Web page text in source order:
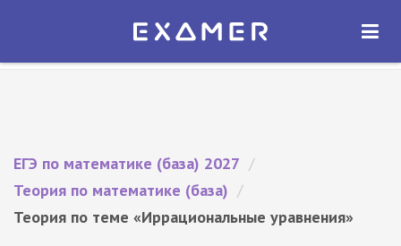
Экзамер — ЕГЭ 2027
ОТКРЫТЬ
ЕГЭ по математике (база) 2027 /
Теория по математике (база) /
Теория по теме «Иррациональные уравнения»